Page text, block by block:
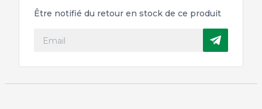
Être notifié du retour en stock de ce produit